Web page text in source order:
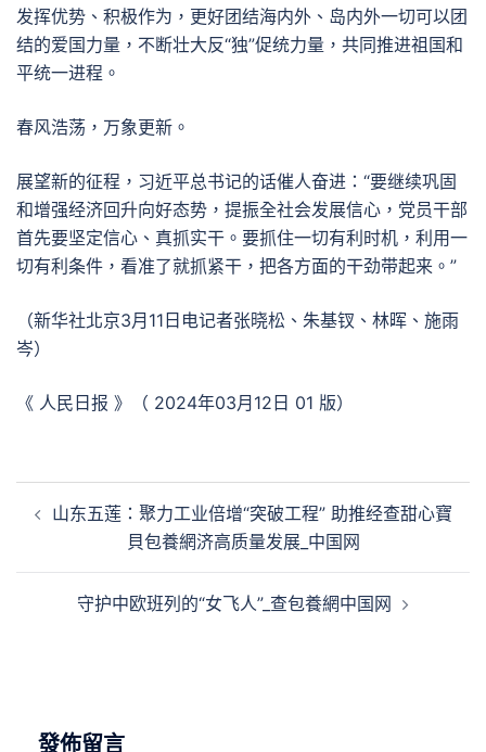
发挥优势、积极作为，更好团结海内外、岛内外一切可以团
结的爱国力量，不断壮大反“独”促统力量，共同推进祖国和
平统一进程。
春风浩荡，万象更新。
展望新的征程，习近平总书记的话催人奋进：“要继续巩固
和增强经济回升向好态势，提振全社会发展信心，党员干部
首先要坚定信心、真抓实干。要抓住一切有利时机，利用一
切有利条件，看准了就抓紧干，把各方面的干劲带起来。”
（新华社北京3月11日电记者张晓松、朱基钗、林晖、施雨
岑）
《 人民日报 》（ 2024年03月12日 01 版）
章 山东五莲：聚力工业倍增“突破工程” 助推经查甜心寶
貝包養網济高质量发展_中国网
守护中欧班列的“女飞人”_查包養網中国网
發佈留言